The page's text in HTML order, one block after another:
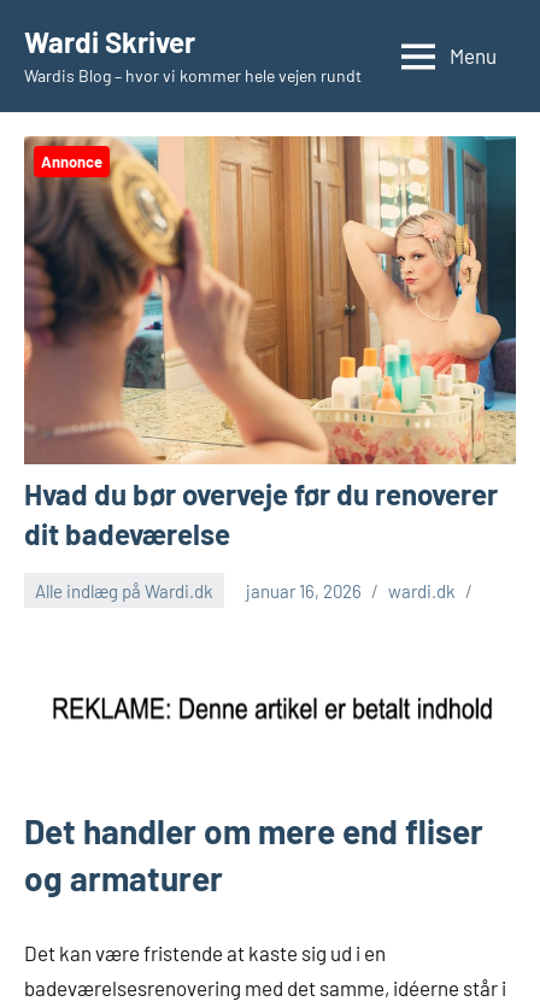
indhold
Wardi Skriver
Wardis Blog – hvor vi kommer hele vejen rundt
Menu
Annonce
Hvad du bør overveje før du renoverer
dit badeværelse
Alle indlæg på Wardi.dk januar 16, 2026 wardi.dk
Det handler om mere end fliser
og armaturer
Det kan være fristende at kaste sig ud i en
badeværelsesrenovering med det samme, idéerne står i